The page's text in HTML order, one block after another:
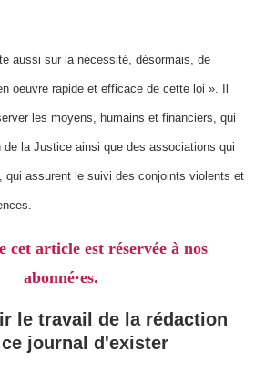
aussi sur la nécessité, désormais, de
oeuvre rapide et efficace de cette loi ». Il
les moyens, humains et financiers, qui
la Justice ainsi que des associations qui
qui assurent le suivi des conjoints violents et
cet article est réservée à nos
abonné·es.
le travail de la rédaction
journal d'exister